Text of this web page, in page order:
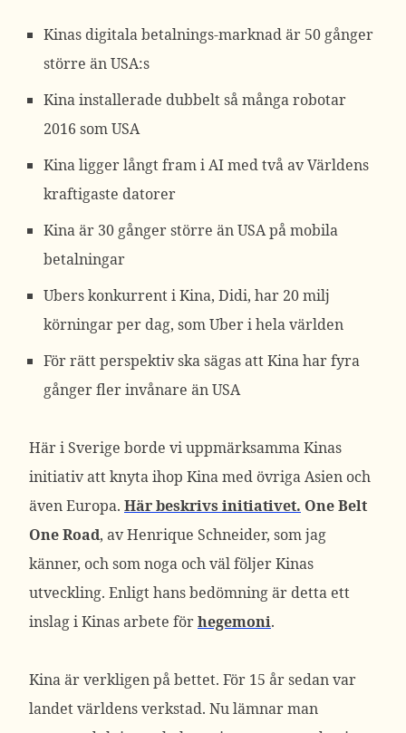
Kinas digitala betalnings-marknad är 50 gånger
större än USA:s
Kina installerade dubbelt så många robotar
2016 som USA
Kina ligger långt fram i AI med två av Världens
kraftigaste datorer
Kina är 30 gånger större än USA på mobila
betalningar
Ubers konkurrent i Kina, Didi, har 20 milj
körningar per dag, som Uber i hela världen
För rätt perspektiv ska sägas att Kina har fyra
gånger fler invånare än USA
Här i Sverige borde vi uppmärksamma Kinas
initiativ att knyta ihop Kina med övriga Asien och
även Europa. Här beskrivs initiativet. One Belt
One Road, av Henrique Schneider, som jag
känner, och som noga och väl följer Kinas
utveckling. Enligt hans bedömning är detta ett
inslag i Kinas arbete förhegemoni.
Kina är verkligen på bettet. För 15 år sedan var
landet världens verkstad. Nu lämnar man